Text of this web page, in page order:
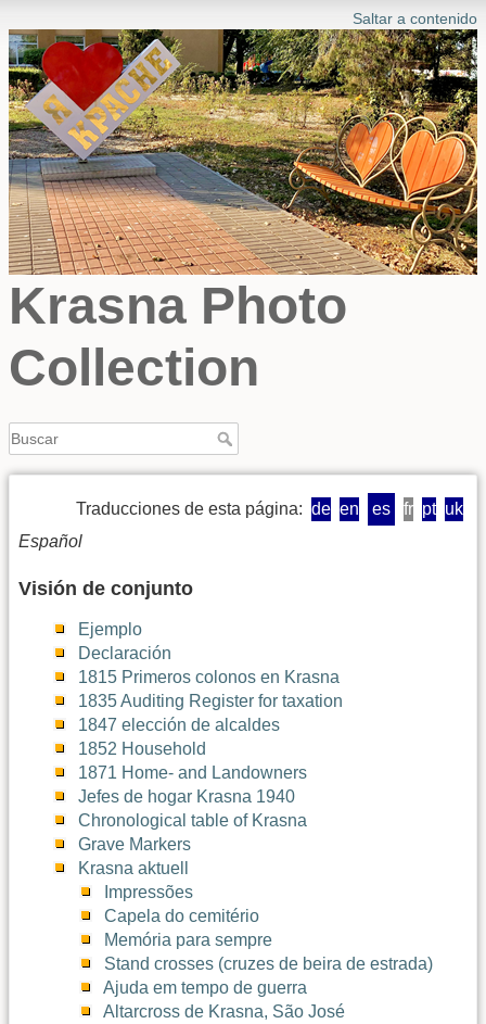
Saltar a contenido
Krasna Photo
Collection
Traducciones de esta página: de en es fr pt uk
Español
Visión de conjunto
Ejemplo
Declaración
1815 Primeros colonos en Krasna
1835 Auditing Register for taxation
1847 elección de alcaldes
1852 Household
1871 Home- and Landowners
Jefes de hogar Krasna 1940
Chronological table of Krasna
Grave Markers
Krasna aktuell
Impressões
Capela do cemitério
Memória para sempre
Stand crosses (cruzes de beira de estrada)
Ajuda em tempo de guerra
Altarcross de Krasna, São José